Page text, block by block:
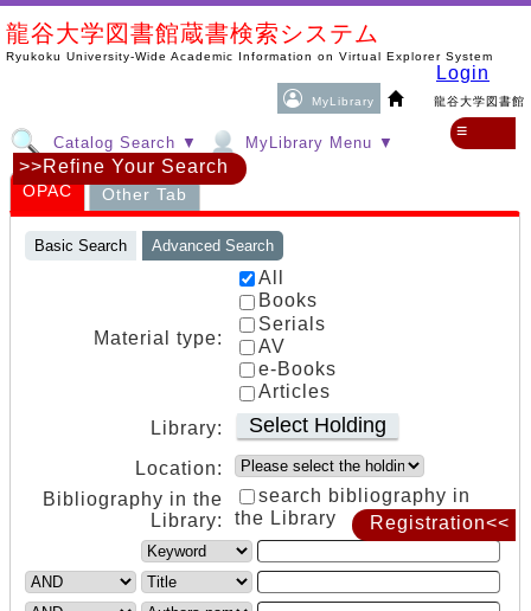
龍谷大学図書館蔵書検索システム
Ryukoku University-Wide Academic Information on Virtual Explorer System
MyLibrary 龍谷大学図書館
Login
Catalog Search ▼ MyLibrary Menu ▼
≡
Registration<<
OPAC Other Tab
Basic Search Advanced Search
Material type:
All
Books
Serials
AV
e-Books
Articles
Library:
Select Holding
Location:
Bibliography in the
Library:
search bibliography in
the Library
>>Refine Your Search